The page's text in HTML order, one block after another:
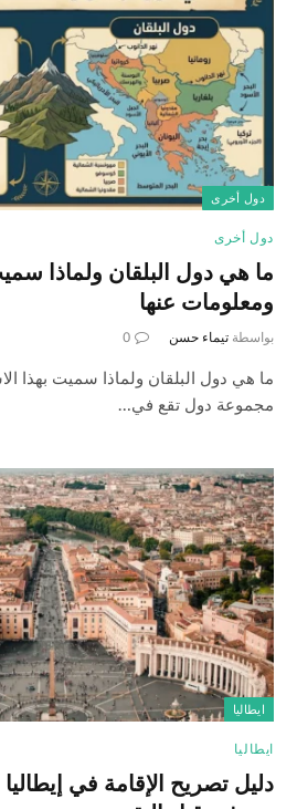
دول أخرى
دول أخرى
ما هي دول البلقان ولماذا
ومعلومات عنها
بواسطة تيماء حسن 0
ما هي دول البلقان ولماذا سميت بهذا
مجموعة دول تقع في…
ايطاليا
ايطاليا